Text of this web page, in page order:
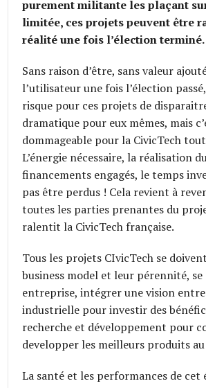
purement militante les plaçant
limitée, ces projets peuvent être
réalité une fois l’élection terminé.
Sans raison d’être, sans valeur
l’utilisateur une fois l’élection
risque pour ces projets de
dramatique pour eux mêmes, mais
dommageable pour la CivicTech
L’énergie nécessaire, la réalisation
financements engagés, le temps
pas être perdus ! Cela revient à
toutes les parties prenantes du
ralentit la CivicTech française.
Tous les projets CIvicTech se
business model et leur pérennité,
entreprise, intégrer une vision
industrielle pour investir des
recherche et développement pour
developper les meilleurs produits
La santé et les performances de cet